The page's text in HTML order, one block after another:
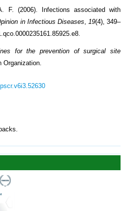
F. (2006). Infections associated with
in Infectious Diseases, 19(4), 349–
for the prevention of surgical site
Organization.